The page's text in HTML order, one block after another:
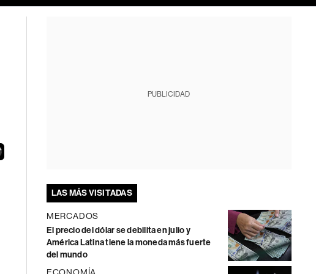
PUBLICIDAD
LAS MÁS VISITADAS
MERCADOS
El precio del dólar se debilita en julio y
América Latina tiene la moneda más fuerte
del mundo